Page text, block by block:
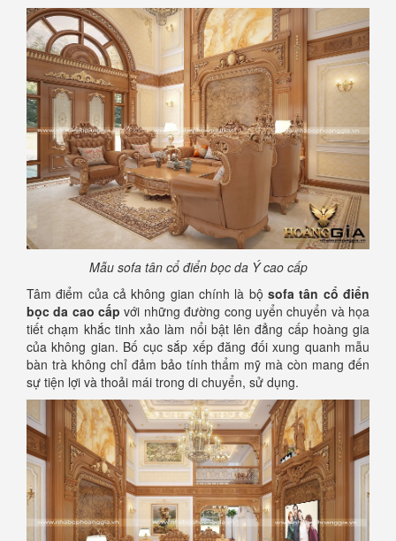
Mẫu sofa tân cổ điển bọc da Ý cao cấp
Tâm điểm của cả không gian chính là bộ sofa tân cổ điển
bọc da cao cấp với những đường cong uyển chuyển và họa
tiết chạm khắc tinh xảo làm nổi bật lên đẳng cấp hoàng gia
của không gian. Bố cục sắp xếp đăng đối xung quanh mẫu
bàn trà không chỉ đảm bảo tính thẩm mỹ mà còn mang đến
sự tiện lợi và thoải mái trong di chuyển, sử dụng.